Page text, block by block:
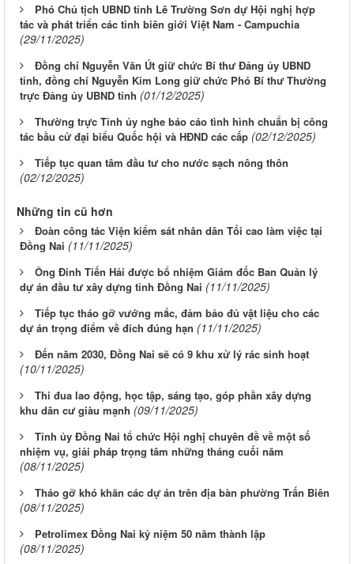
Phó Chủ tịch UBND tỉnh Lê Trường Sơn dự Hội nghị hợp
tác và phát triển các tỉnh biên giới Việt Nam - Campuchia
(29/11/2025)
Đồng chí Nguyễn Văn Út giữ chức Bí thư Đảng ủy UBND
tỉnh, đồng chí Nguyễn Kim Long giữ chức Phó Bí thư Thường
trực Đảng ủy UBND tỉnh (01/12/2025)
Thường trực Tỉnh ủy nghe báo cáo tình hình chuẩn bị công
tác bầu cử đại biểu Quốc hội và HĐND các cấp (02/12/2025)
Tiếp tục quan tâm đầu tư cho nước sạch nông thôn
(02/12/2025)
Những tin cũ hơn
Đoàn công tác Viện kiểm sát nhân dân Tối cao làm việc tại
Đồng Nai (11/11/2025)
Ông Đinh Tiến Hải được bổ nhiệm Giám đốc Ban Quản lý
dự án đầu tư xây dựng tỉnh Đồng Nai (11/11/2025)
Tiếp tục tháo gỡ vướng mắc, đảm bảo đủ vật liệu cho các
dự án trọng điểm về đích đúng hạn (11/11/2025)
Đến năm 2030, Đồng Nai sẽ có 9 khu xử lý rác sinh hoạt
(10/11/2025)
Thi đua lao động, học tập, sáng tạo, góp phần xây dựng
khu dân cư giàu mạnh (09/11/2025)
Tỉnh ủy Đồng Nai tổ chức Hội nghị chuyên đề về một số
nhiệm vụ, giải pháp trọng tâm những tháng cuối năm
(08/11/2025)
Tháo gỡ khó khăn các dự án trên địa bàn phường Trấn Biên
(08/11/2025)
Petrolimex Đồng Nai kỷ niệm 50 năm thành lập
(08/11/2025)